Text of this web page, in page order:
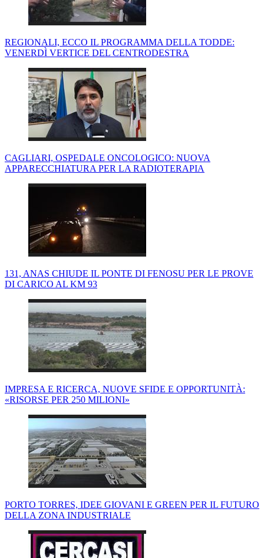
REGIONALI, ECCO IL PROGRAMMA DELLA TODDE:
VENERDÌ VERTICE DEL CENTRODESTRA
CAGLIARI, OSPEDALE ONCOLOGICO: NUOVA
APPARECCHIATURA PER LA RADIOTERAPIA
131, ANAS CHIUDE IL PONTE DI FENOSU PER LE PROVE
DI CARICO AL KM 93
IMPRESA E RICERCA, NUOVE SFIDE E OPPORTUNITÀ:
«RISORSE PER 250 MILIONI»
PORTO TORRES, IDEE GIOVANI E GREEN PER IL FUTURO
DELLA ZONA INDUSTRIALE